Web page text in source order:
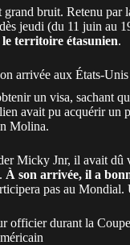
grand bruit. Retenu par
jeudi (du 11 juin au
territoire étasunien.
arrivée aux États-Unis
un visa, sachant
avait pu acquérir un
Molina.
Micky Jnr, il avait dû
À son arrivée, il a
pas au
officier durant la